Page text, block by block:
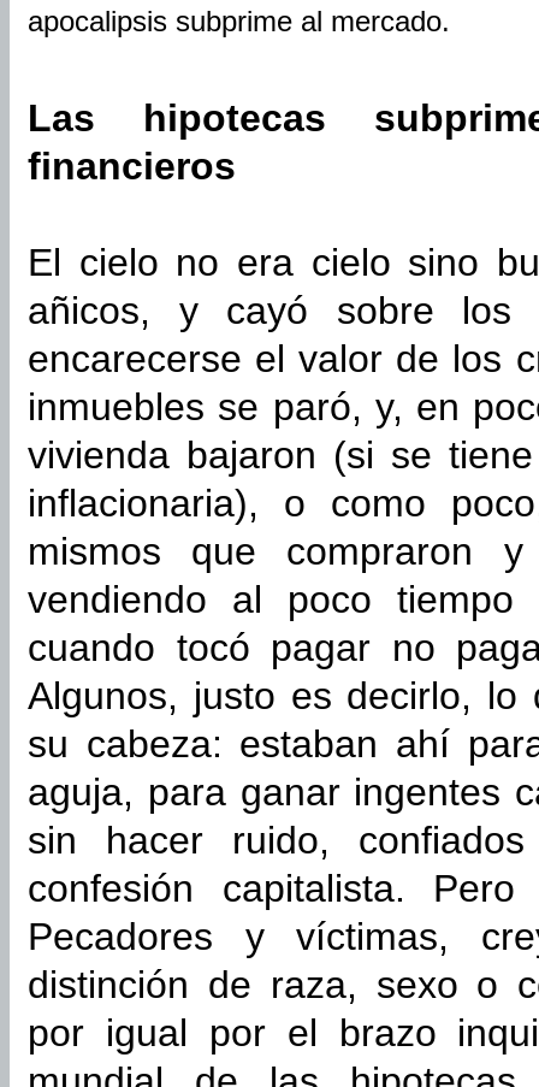
apocalipsis subprime al mercado.
Las hipotecas
financieros
El cielo no era cielo sino
añicos, y cayó sobre los
encarecerse el valor de los
inmuebles se paró, y, en
vivienda bajaron (si se
inflacionaria), o como
mismos que compraron
vendiendo al poco
cuando tocó pagar no
Algunos, justo es decirlo,
su cabeza: estaban ahí
aguja, para ganar ingentes
sin hacer ruido,
confesión capitalista.
Pecadores y víctimas,
distinción de raza, sexo o
por igual por el brazo